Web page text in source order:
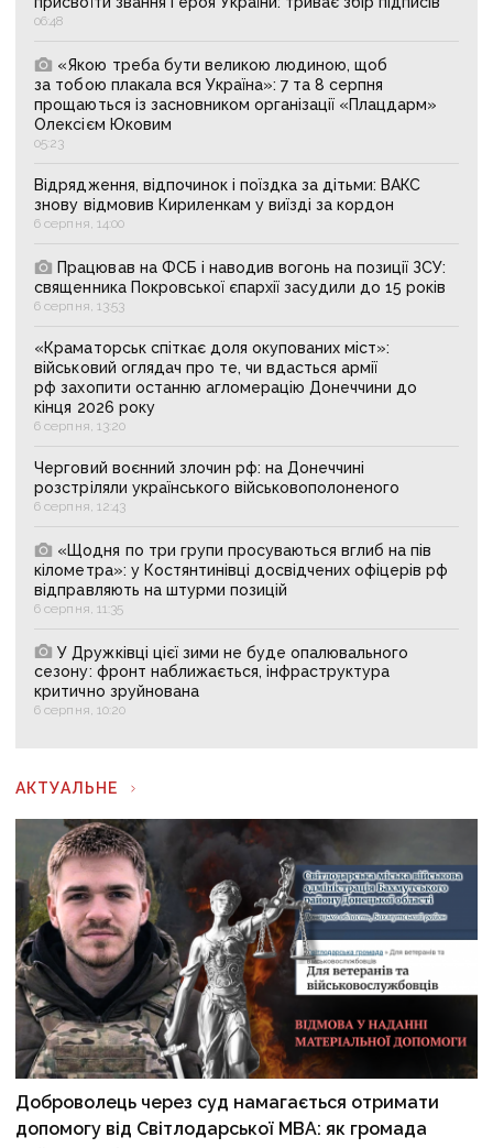
06:48
«Якою треба бути великою людиною, щоб
за тобою плакала вся Україна»: 7 та 8 серпня
прощаються із засновником організації «Плацдарм»
Олексієм Юковим
05:23
Відрядження, відпочинок і поїздка за дітьми: ВАКС
знову відмовив Кириленкам у виїзді за кордон
6 серпня, 14:00
Працював на ФСБ і наводив вогонь на позиції ЗСУ:
священника Покровської єпархії засудили до 15 років
6 серпня, 13:53
«Краматорськ спіткає доля окупованих міст»:
військовий оглядач про те, чи вдасться армії
рф захопити останню агломерацію Донеччини до
кінця 2026 року
6 серпня, 13:20
Черговий воєнний злочин рф: на Донеччині
розстріляли українського військовополоненого
6 серпня, 12:43
«Щодня по три групи просуваються вглиб на пів
кілометра»: у Костянтинівці досвідчених офіцерів рф
відправляють на штурми позицій
6 серпня, 11:35
У Дружківці цієї зими не буде опалювального
сезону: фронт наближається, інфраструктура
критично зруйнована
6 серпня, 10:20
АКТУАЛЬНЕ
Доброволець через суд намагається отримати
допомогу від Світлодарської МВА: як громада